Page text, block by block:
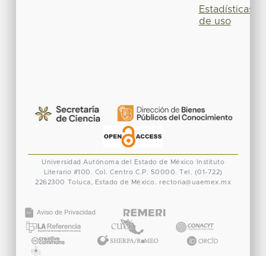
Estadísticas
de uso
Universidad Autónoma del Estado de México
Instituto
Literario #100. Col. Centro C.P. 50000. Tel. (01-722)
2262300 Toluca, Estado de México. rectoria@uaemex.mx